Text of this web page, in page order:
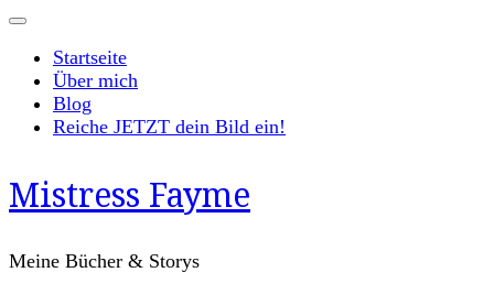
Startseite
Über mich
Blog
Reiche JETZT dein Bild ein!
Mistress Fayme
Meine Bücher & Storys